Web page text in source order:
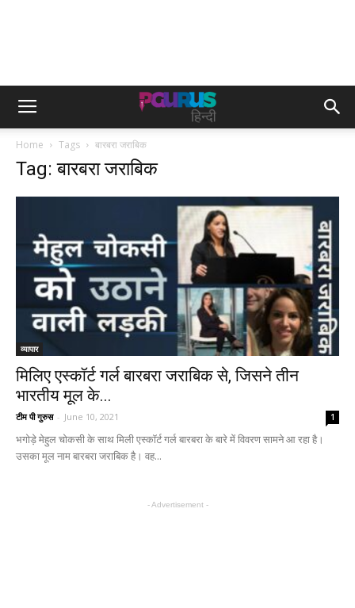
Home Tags बारबरा जराबिक
Tag: बारबरा जराबिक
व्यापार
मिलिए एस्कॉर्ट गर्ल बारबरा जराबिक से, जिसने तीन
भारतीय मूल के...
टीम पी गुरुस - June 10, 2021 1
भगोड़े मेहुल चोकसी के साथ मिली एस्कॉर्ट गर्ल बारबरा के बारे में विवरण सामने आ रहा है।
उसका मूल नाम बारबरा जराबिक है। वह...
- Advertisement -